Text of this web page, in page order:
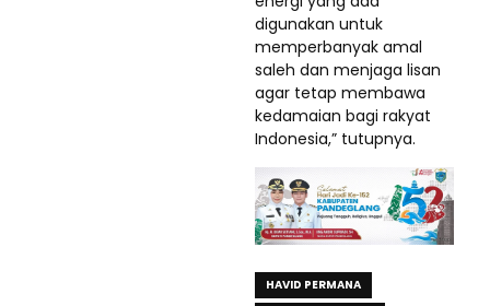
digunakan untuk
memperbanyak amal
saleh dan menjaga lisan
agar tetap membawa
kedamaian bagi rakyat
Indonesia,” tutupnya.
HAVID PERMANA